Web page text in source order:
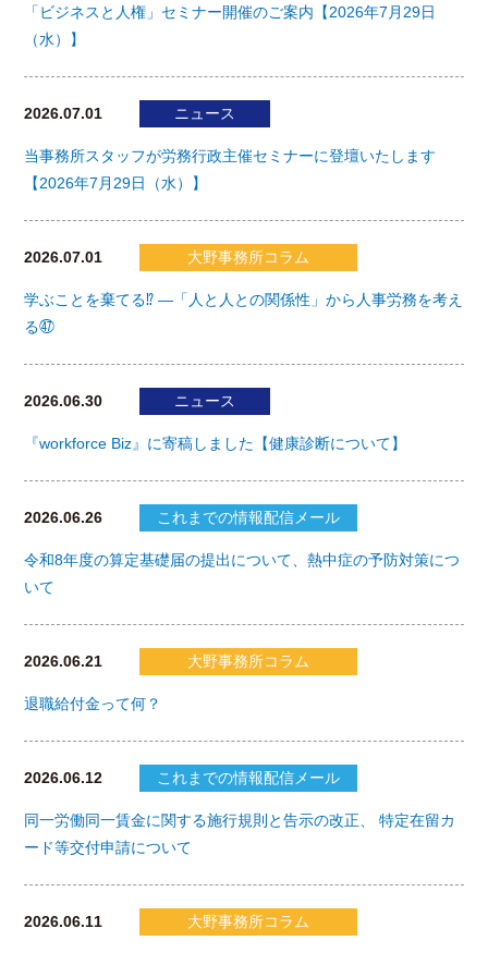
「ビジネスと人権」セミナー開催のご案内【2026年7月29日
（水）】
2026.07.01 ニュース
当事務所スタッフが労務行政主催セミナーに登壇いたします
【2026年7月29日（水）】
2026.07.01 大野事務所コラム
学ぶことを棄てる⁉ ―「人と人との関係性」から人事労務を考え
る㊼
2026.06.30 ニュース
『workforce Biz』に寄稿しました【健康診断について】
2026.06.26 これまでの情報配信メール
令和8年度の算定基礎届の提出について、熱中症の予防対策につ
いて
2026.06.21 大野事務所コラム
退職給付金って何？
2026.06.12 これまでの情報配信メール
同一労働同一賃金に関する施行規則と告示の改正、 特定在留カ
ード等交付申請について
2026.06.11 大野事務所コラム